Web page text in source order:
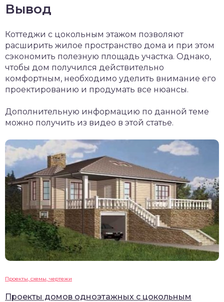
Вывод
Коттеджи с цокольным этажом позволяют
расширить жилое пространство дома и при этом
сэкономить полезную площадь участка. Однако,
чтобы дом получился действительно
комфортным, необходимо уделить внимание его
проектированию и продумать все нюансы.
Дополнительную информацию по данной теме
можно получить из видео в этой статье.
Проекты, схемы, чертежи
Проекты домов одноэтажных с цокольным